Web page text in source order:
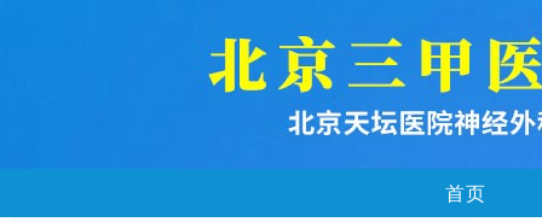
首页